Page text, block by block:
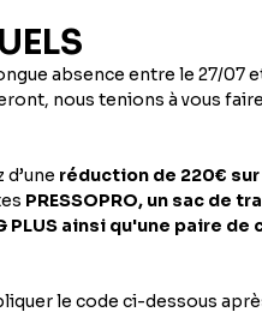
d’atténuer des douleurs
au niveau du muscle
piriforme....Voir l'avis